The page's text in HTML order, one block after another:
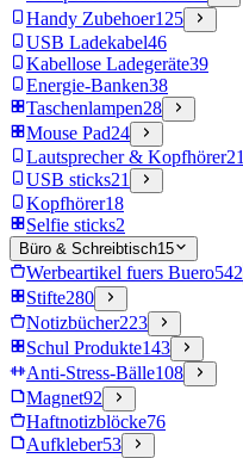
Handy Zubehoer125
USB Ladekabel46
Kabellose Ladegeräte39
Energie-Banken38
Taschenlampen28
Mouse Pad24
Lautsprecher & Kopfhörer21
USB sticks21
Kopfhörer18
Selfie sticks2
Büro & Schreibtisch15
Werbeartikel fuers Buero542
Stifte280
Notizbücher223
Schul Produkte143
Anti-Stress-Bälle108
Magnet92
Haftnotizblöcke76
Aufkleber53